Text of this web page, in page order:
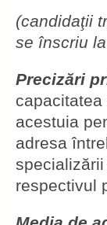
(candidaţii
se înscriu
Precizări
acestuia
adresa
respectivul